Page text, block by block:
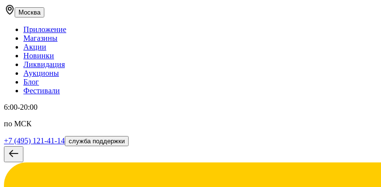
Москва
Приложение
Магазины
Акции
Новинки
Ликвидация
Аукционы
Блог
Фестивали
6:00-20:00
по МСК
+7 (495) 121-41-14 служба поддержки